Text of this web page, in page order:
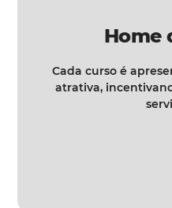
Home
Cada curso é
atrativa,